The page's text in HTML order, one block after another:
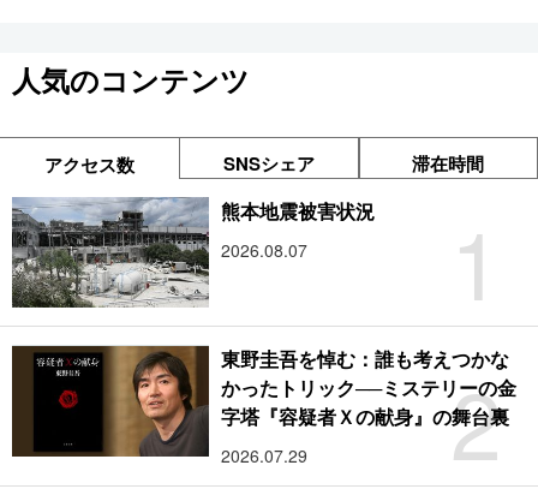
人気のコンテンツ
アクセス数 SNSシェア 滞在時間
1
熊本地震被害状況
2026.08.07
2
東野圭吾を悼む：誰も考えつかな
かったトリック──ミステリーの金
字塔『容疑者Ｘの献身』の舞台裏
2026.07.29